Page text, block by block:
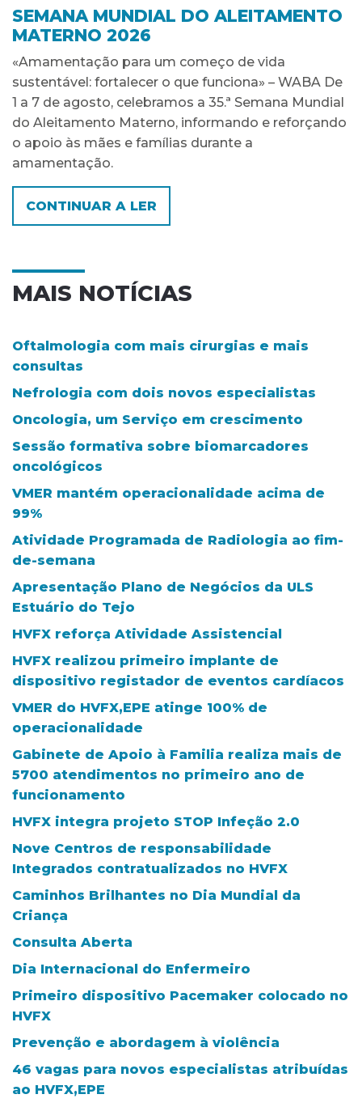
SEMANA MUNDIAL DO ALEITAMENTO
MATERNO 2026
«Amamentação para um começo de vida
sustentável: fortalecer o que funciona» – WABA De
1 a 7 de agosto, celebramos a 35.ª Semana Mundial
do Aleitamento Materno, informando e reforçando
o apoio às mães e famílias durante a
amamentação.
CONTINUAR A LER
MAIS NOTÍCIAS
Oftalmologia com mais cirurgias e mais
consultas
Nefrologia com dois novos especialistas
Oncologia, um Serviço em crescimento
Sessão formativa sobre biomarcadores
oncológicos
VMER mantém operacionalidade acima de
99%
Atividade Programada de Radiologia ao fim-
de-semana
Apresentação Plano de Negócios da ULS
Estuário do Tejo
HVFX reforça Atividade Assistencial
HVFX realizou primeiro implante de
dispositivo registador de eventos cardíacos
VMER do HVFX,EPE atinge 100% de
operacionalidade
Gabinete de Apoio à Familia realiza mais de
5700 atendimentos no primeiro ano de
funcionamento
HVFX integra projeto STOP Infeção 2.0
Nove Centros de responsabilidade
Integrados contratualizados no HVFX
Caminhos Brilhantes no Dia Mundial da
Criança
Consulta Aberta
Dia Internacional do Enfermeiro
Primeiro dispositivo Pacemaker colocado no
HVFX
Prevenção e abordagem à violência
46 vagas para novos especialistas atribuídas
ao HVFX,EPE